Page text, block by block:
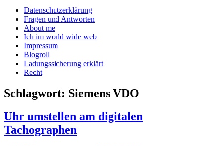
Facebook
anzeigen
Twitter
anzeigen
auf
Instagram
anzeigen
Main
menu
Skip
content
Datenschutzerklärung
Fragen und Antworten
About me
Ich im world wide web
Impressum
Blogroll
Ladungssicherung erklärt
Recht
Schlagwort: Siemens VDO
Uhr umstellen am digitalen
Tachographen